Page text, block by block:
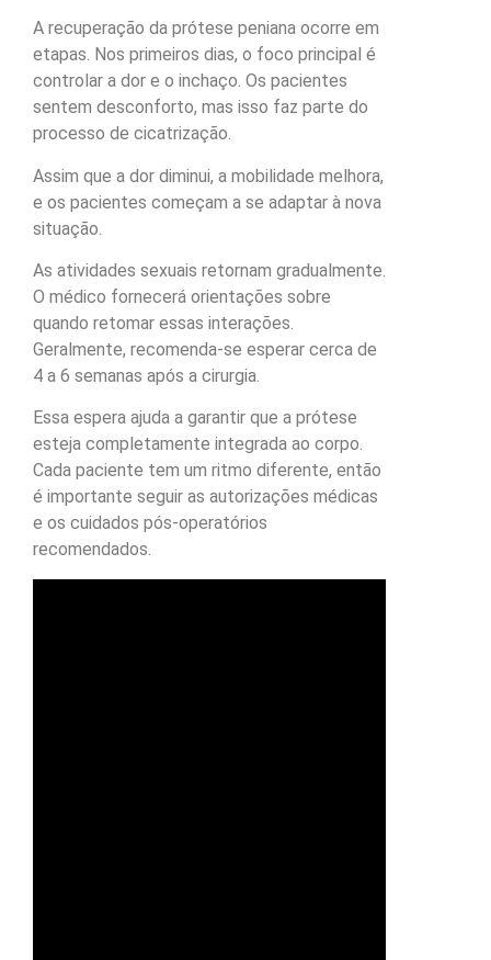
A recuperação da prótese peniana ocorre em
etapas. Nos primeiros dias, o foco principal é
controlar a dor e o inchaço. Os pacientes
sentem desconforto, mas isso faz parte do
processo de cicatrização.
Assim que a dor diminui, a mobilidade melhora,
e os pacientes começam a se adaptar à nova
situação.
As atividades sexuais retornam gradualmente.
O médico fornecerá orientações sobre
quando retomar essas interações.
Geralmente, recomenda-se esperar cerca de
4 a 6 semanas após a cirurgia.
Essa espera ajuda a garantir que a prótese
esteja completamente integrada ao corpo.
Cada paciente tem um ritmo diferente, então
é importante seguir as autorizações médicas
e os cuidados pós-operatórios
recomendados.